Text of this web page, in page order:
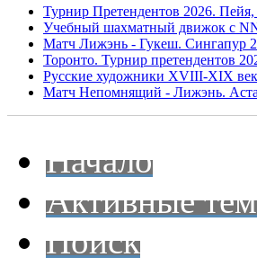
Турнир Претендентов 2026.
Учебный шахматный движок с
Матч Лижэнь - Гукеш. Сингапур
Торонто. Турнир претендентов
Русские художники XVIII-XIX
Матч Непомнящий - Лижэнь.
Начало
Активные
Поиск